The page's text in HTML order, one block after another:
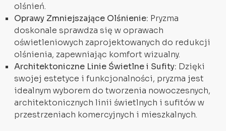
olśnień.
Oprawy Zmniejszające Olśnienie: Pryzma
doskonale sprawdza się w oprawach
oświetleniowych zaprojektowanych do redukcji
olśnienia, zapewniając komfort wizualny.
Architektoniczne Linie Świetlne i Sufity: Dzięki
swojej estetyce i funkcjonalności, pryzma jest
idealnym wyborem do tworzenia nowoczesnych,
architektonicznych linii świetlnych i sufitów w
przestrzeniach komercyjnych i mieszkalnych.